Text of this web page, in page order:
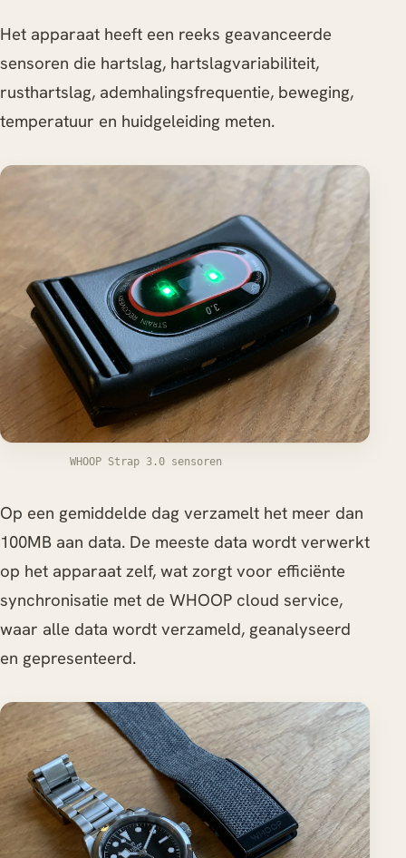
Het apparaat heeft een reeks geavanceerde
sensoren die hartslag, hartslagvariabiliteit,
rusthartslag, ademhalingsfrequentie, beweging,
temperatuur en huidgeleiding meten.
WHOOP Strap 3.0 sensoren
Op een gemiddelde dag verzamelt het meer dan
100MB aan data. De meeste data wordt verwerkt
op het apparaat zelf, wat zorgt voor efficiënte
synchronisatie met de WHOOP cloud service,
waar alle data wordt verzameld, geanalyseerd
en gepresenteerd.